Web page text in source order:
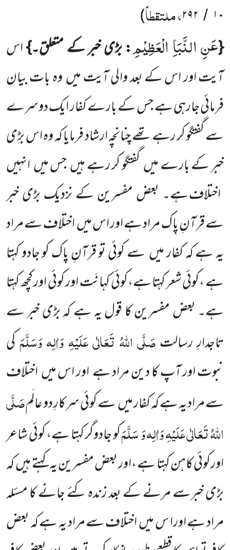
۱۰ / ۲۹۲، ملتقطاً)
{عَنِ النَّبَاِ الْعَظِیْمِ: بڑی خبر کے متعلق۔}اس
آیت اور اس کے بعد والی آیت میںوہ بات بیان
فرمائی جارہی ہے جس کے بارے کفار ایک دوسرے
سے گفتگو کر رہے تھے چنانچہ ارشاد فرمایا کہ وہ اس بڑی
خبر کے بارے میںگفتگو کر رہے ہیںجس میںانہیں
اختلاف ہے۔ بعض مفسرین کے نزدیک بڑی خبر
سے قرآنِ پاک مراد ہے اور اس میںاختلاف سے مراد
یہ ہے کہ کفار میںسے کوئی تو قرآنِ پاک کو جادو کہتا
ہے ،کوئی شعر کہتا ہے،کوئی کہانَت اور کوئی اور کچھ کہتا
ہے۔بعض مفسرین کا قول یہ ہے کہ بڑی خبر سے
تاجدارِ رسالتصَلَّی اللّٰہُ تَعَالٰی عَلَیْہِ وَاٰلِہ وَسَلَّمَکی
نبوت اور آپ کا دین مراد ہےاور اس میںاختلاف
سے مراد یہ ہے کہ کفار میںسے کوئیسرکارِ دو عالَمصَلَّی
اللّٰہُ تَعَالٰی عَلَیْہِ وَاٰلِہ وَ سَلَّمَکو جادوگر کہتا ہے، کوئی شاعر
اورکوئی کاہن کہتا ہے ،اور بعض مفسرین یہ کہتے ہیںکہ
بڑی خبرسے مرنے کے بعد زندہ کئے جانے کا مسئلہ
مراد ہے اورا س میںاختلاف سے مراد یہ ہے کہ بعض